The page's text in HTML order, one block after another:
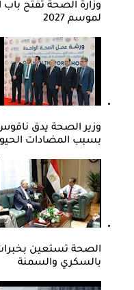
وزارة الصحة تفتح
لموسم 2027
بسبب المضادات
الصحة تستعين
بالسكري والسمنة